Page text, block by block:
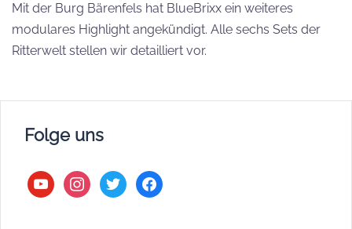
Mit der Burg Bärenfels hat BlueBrixx ein weiteres
modulares Highlight angekündigt. Alle sechs Sets der
Ritterwelt stellen wir detailliert vor.
Folge uns
youtubeinstagram
twitter facebook